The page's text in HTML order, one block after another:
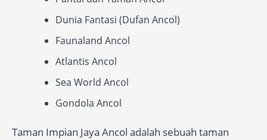
Dunia Fantasi (Dufan Ancol)
Faunaland Ancol
Atlantis Ancol
Sea World Ancol
Gondola Ancol
Taman Impian Jaya Ancol adalah sebuah taman